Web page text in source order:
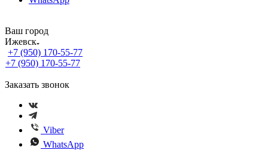
Ваш город
Ижевск
+7 (950) 170-55-77
+7 (950) 170-55-77
Заказать звонок
Viber
WhatsApp